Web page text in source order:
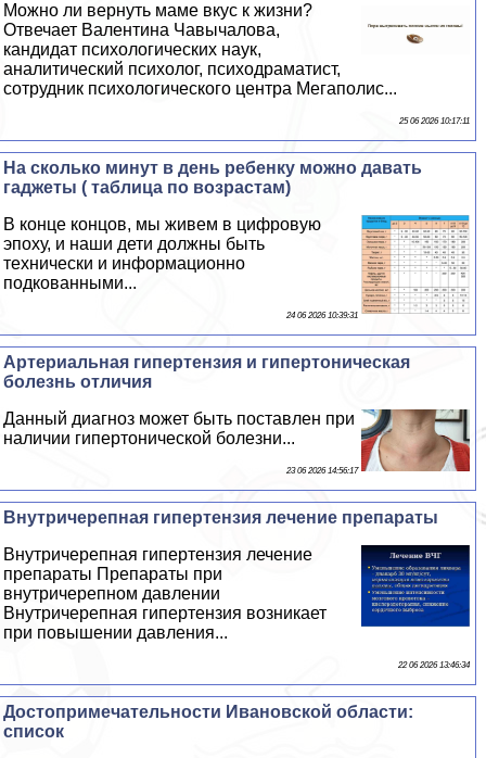
Можно ли вернуть маме вкус к жизни?
Отвечает Валентина Чавычалова,
кандидат психологических наук,
аналитический психолог, психодраматист,
сотрудник психологического центра Мегаполис...
25 06 2026 10:17:11
На сколько минут в день ребенку можно давать
гаджеты ( таблица по возрастам)
В конце концов, мы живем в цифровую
эпоху, и наши дети должны быть
технически и информационно
подкованными...
24 06 2026 10:39:31
Артериальная гипертензия и гипертоническая
болезнь отличия
Данный диагноз может быть поставлен при
наличии гипертонической болезни...
23 06 2026 14:56:17
Внутричерепная гипертензия лечение препараты
Внутричерепная гипертензия лечение
препараты Препараты при
внутричерепном давлении
Внутричерепная гипертензия возникает
при повышении давления...
22 06 2026 13:46:34
Достопримечательности Ивановской области:
список